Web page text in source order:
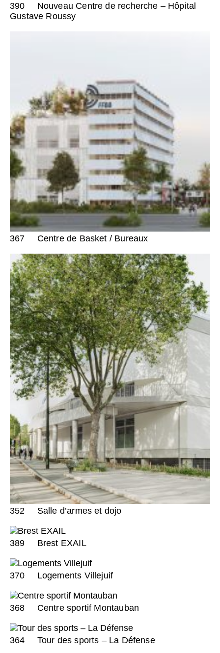
390
Nouveau Centre de recherche – Hôpital
Gustave Roussy
367 Centre de Basket / Bureaux
352 Salle d’armes et dojo
389 Brest EXAIL
370 Logements Villejuif
368 Centre sportif Montauban
364 Tour des sports – La Défense